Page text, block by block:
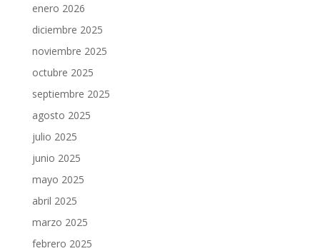
enero 2026
diciembre 2025
noviembre 2025
octubre 2025
septiembre 2025
agosto 2025
julio 2025
junio 2025
mayo 2025
abril 2025
marzo 2025
febrero 2025